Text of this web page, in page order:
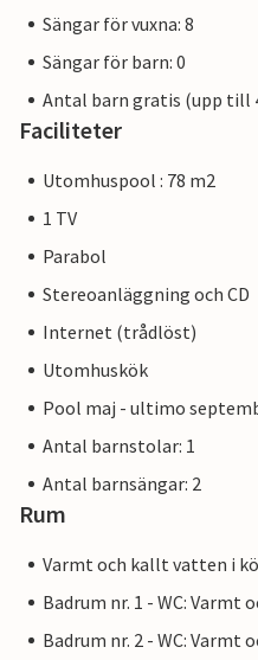
Sängar för vuxna: 8
Sängar för barn: 0
Antal barn gratis (upp till
Faciliteter
Utomhuspool : 78 m2
1 TV
Parabol
Stereoanläggning och CD
Internet (trådlöst)
Utomhuskök
Pool maj - ultimo
Antal barnstolar: 1
Antal barnsängar: 2
Rum
Varmt och kallt vatten i
Badrum nr. 1 - WC: Varmt
Badrum nr. 2 - WC: Varmt